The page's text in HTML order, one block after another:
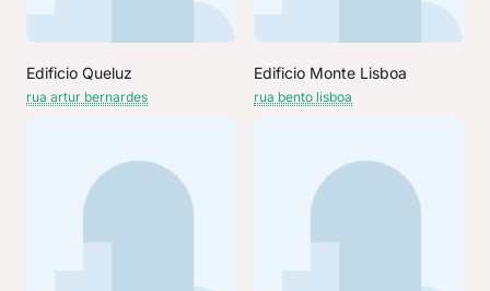
Edificio Queluz
rua artur bernardes
Edificio Monte Lisboa
rua bento lisboa